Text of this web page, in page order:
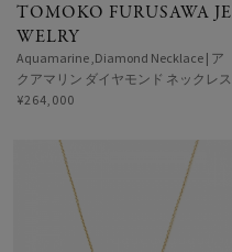
TOMOKO FURUSAWA JE
WELRY
Aquamarine ,Diamond Necklace | ア
クアマリン ダイヤモンド ネックレス
¥264,000